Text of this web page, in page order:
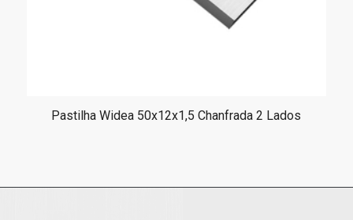
Pastilha Widea 50x12x1,5 Chanfrada 2 Lados